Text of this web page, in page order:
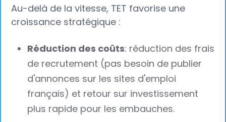
Au-delà de la vitesse, TET favorise une
croissance stratégique :
Réduction des coûts: réduction des frais
de recrutement (pas besoin de publier
d'annonces sur les sites d'emploi
français) et retour sur investissement
plus rapide pour les embauches.